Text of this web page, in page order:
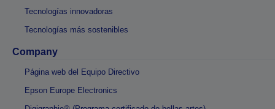
Tecnologías innovadoras
Tecnologías más sostenibles
Company
Página web del Equipo Directivo
Epson Europe Electronics